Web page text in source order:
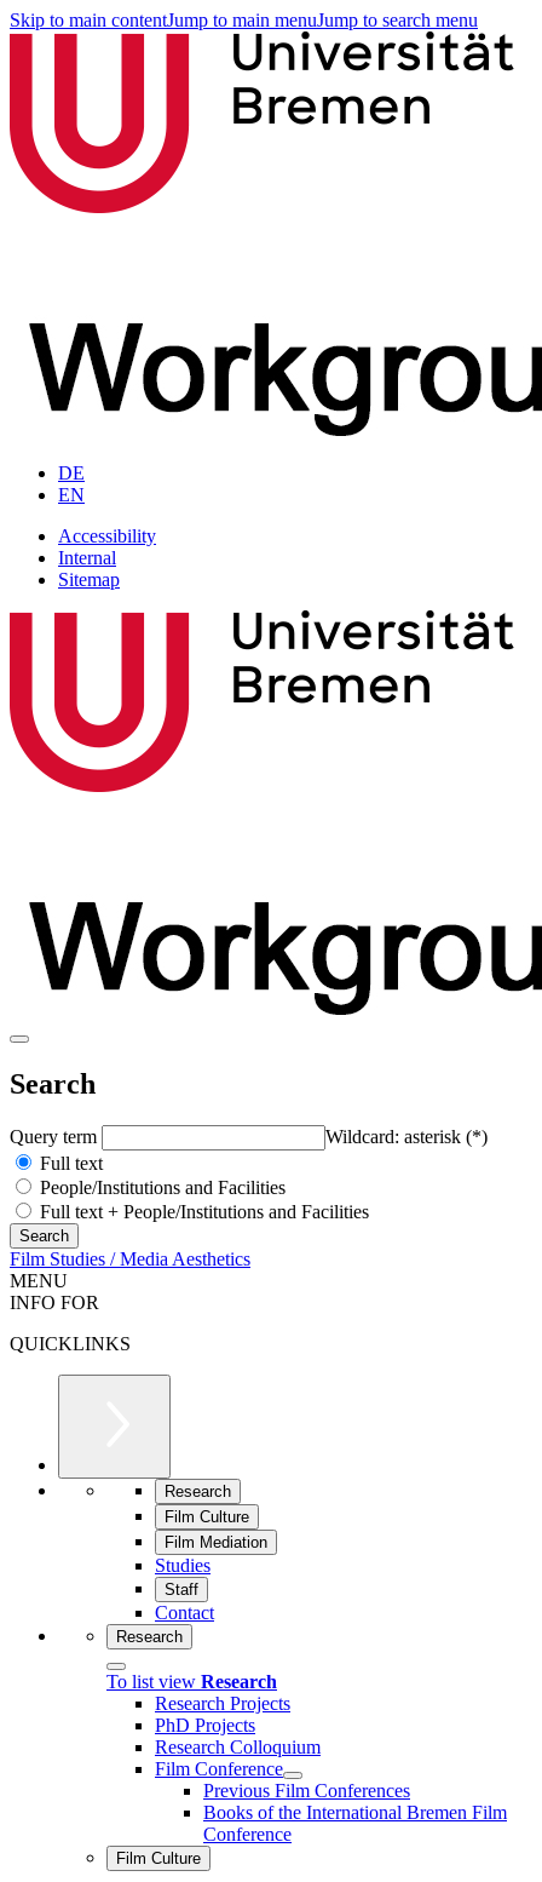
Skip to main contentJump to main menuJump to search menu
DE
EN
Accessibility
Internal
Sitemap
Search
Query term
Wildcard: asterisk (*)
Full text
People/Institutions and Facilities
Full text + People/Institutions and Facilities
Film Studies / Media Aesthetics
MENU
INFO FOR
QUICKLINKS
Research
Film Culture
Film Mediation
Studies
Staff
Contact
Research
To list view Research
Research Projects
PhD Projects
Research Colloquium
Film Conference
Previous Film Conferences
Books of the International Bremen Film
Conference
Film Culture